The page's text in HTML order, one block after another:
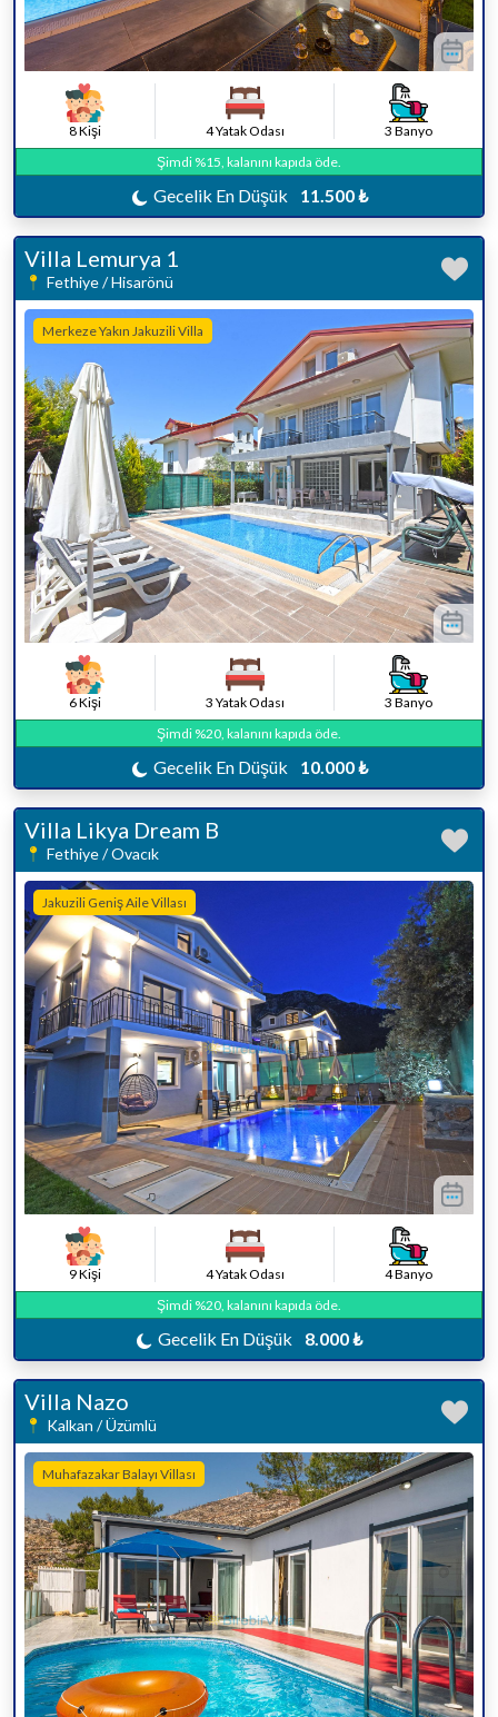
8 Kişi 4 Yatak Odası
3 Banyo
Şimdi %15, kalanını kapıda öde.
Gecelik En Düşük 11.500 ₺
Villa Lemurya 1
Fethiye / Hisarönü
Merkeze Yakın Jakuzili Villa
6 Kişi 3 Yatak Odası
3 Banyo
Şimdi %20, kalanını kapıda öde.
Gecelik En Düşük 10.000 ₺
Villa Likya Dream B
Fethiye / Ovacık
Jakuzili Geniş Aile Villası
9 Kişi 4 Yatak Odası
4 Banyo
Şimdi %20, kalanını kapıda öde.
Gecelik En Düşük 8.000 ₺
Villa Nazo
Kalkan / Üzümlü
Muhafazakar Balayı Villası